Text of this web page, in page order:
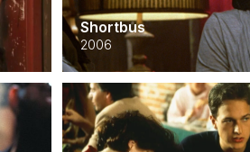
Shortbus
2006